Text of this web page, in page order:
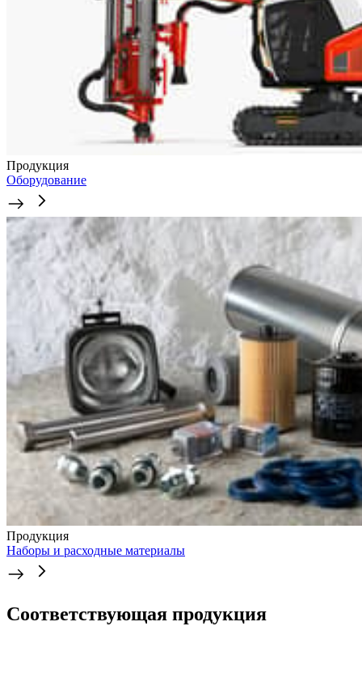
Продукция
Оборудование
Продукция
Наборы и расходные материалы
Соответствующая продукция